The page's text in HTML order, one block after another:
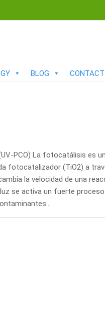
BLOG CONTACT
PCO) La fotocatálisis es
fotocatalizador (TiO2) a
la velocidad de una
se activa un fuerte